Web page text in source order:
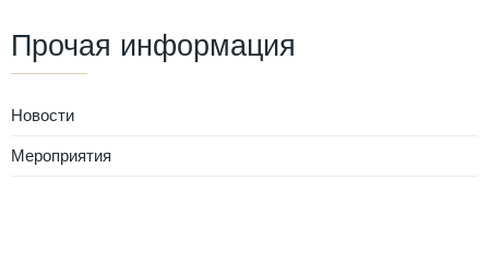
Прочая информация
Новости
Мероприятия